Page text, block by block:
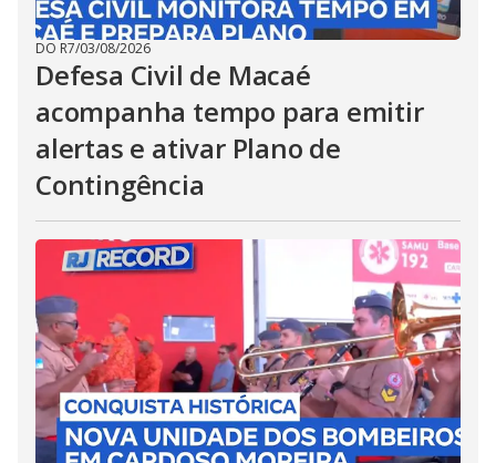
DO R7/03/08/2026
Defesa Civil de Macaé
acompanha tempo para emitir
alertas e ativar Plano de
Contingência